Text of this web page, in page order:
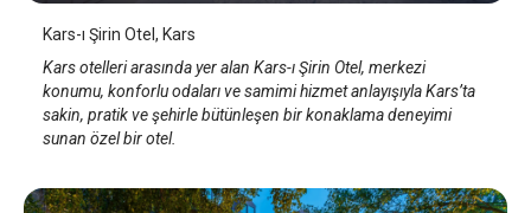
Kars-ı Şirin Otel, Kars
Kars otelleri arasında yer alan Kars-ı Şirin Otel, merkezi
konumu, konforlu odaları ve samimi hizmet anlayışıyla Kars’ta
sakin, pratik ve şehirle bütünleşen bir konaklama deneyimi
sunan özel bir otel.